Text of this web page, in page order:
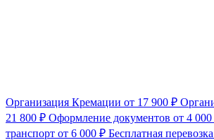
Организация Кремации от 17 900 ₽
21 800 ₽ Оформление документов от 4
транспорт от 6 000 ₽ Бесплатная